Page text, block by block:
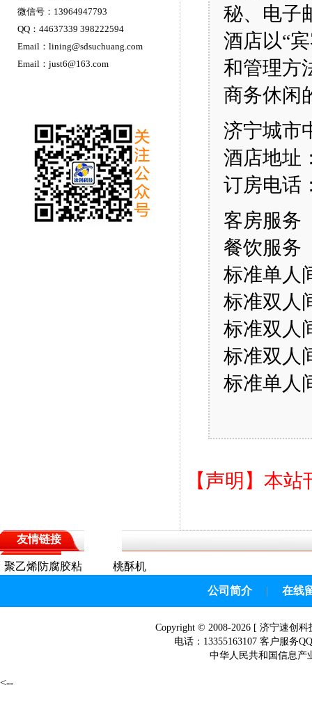
秘、电子
酒店以“
和管理方
商务休闲
济宁城市
酒店地址
订房电话
客房服务
餐饮服务
标准单人
标准双人
标准双人
标准双人
标准单人
【声明】本
微信号：13964947793
QQ：44637339 398222594
Email：lining@sdsuchuang.com
Email：just6@163.com
友情链接
聚乙烯防腐胶粘
桃酥机
公司简介 | 在线
Copyright © 2008-2026 [ 济宁速创科
电话：13355163107 客户服务
中华人民共和国信息产
<--